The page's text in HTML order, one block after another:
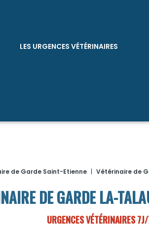
LES URGENCES VÉTÉRINAIRES
de Garde Saint-Etienne | Vétérinaire de
DE GARDE LA-
URGENCES VÉTÉRINAIRES